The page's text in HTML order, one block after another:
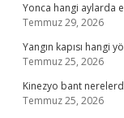
Yonca hangi aylarda
Temmuz 29, 2026
Yangın kapısı hangi
Temmuz 25, 2026
Kinezyo bant
Temmuz 25, 2026